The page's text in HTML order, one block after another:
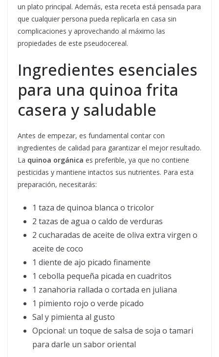
un plato principal. Además, esta receta está pensada para
que cualquier persona pueda replicarla en casa sin
complicaciones y aprovechando al máximo las
propiedades de este pseudocereal.
Ingredientes esenciales
para una quinoa frita
casera y saludable
Antes de empezar, es fundamental contar con
ingredientes de calidad para garantizar el mejor resultado.
La quinoa orgánica es preferible, ya que no contiene
pesticidas y mantiene intactos sus nutrientes. Para esta
preparación, necesitarás:
1 taza de quinoa blanca o tricolor
2 tazas de agua o caldo de verduras
2 cucharadas de aceite de oliva extra virgen o
aceite de coco
1 diente de ajo picado finamente
1 cebolla pequeña picada en cuadritos
1 zanahoria rallada o cortada en juliana
1 pimiento rojo o verde picado
Sal y pimienta al gusto
Opcional: un toque de salsa de soja o tamari
para darle un sabor oriental